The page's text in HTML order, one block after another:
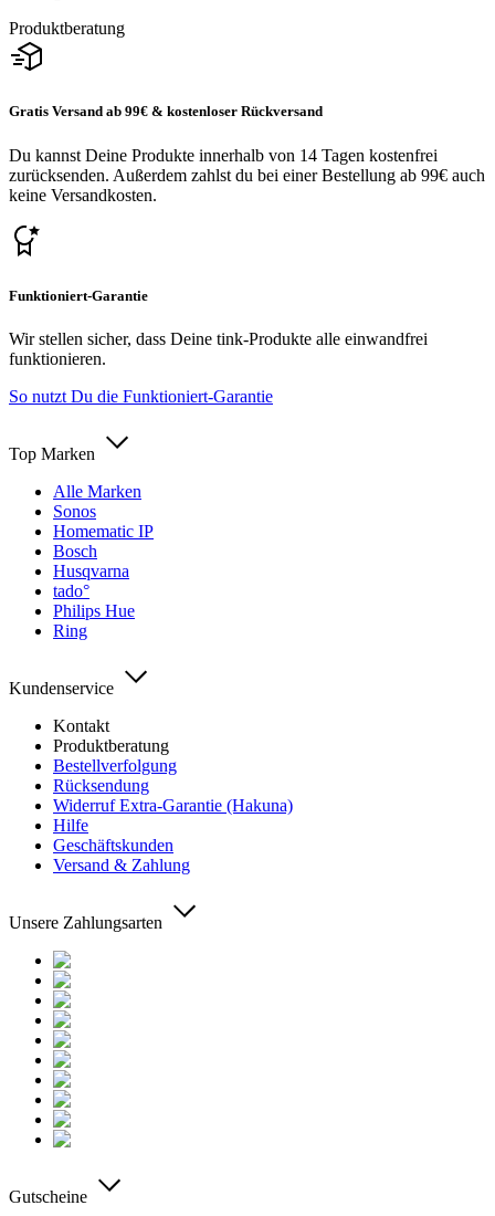
Produktberatung
Gratis Versand ab 99€ & kostenloser Rückversand
Du kannst Deine Produkte innerhalb von 14 Tagen kostenfrei
zurücksenden. Außerdem zahlst du bei einer Bestellung ab 99€ auch
keine Versandkosten.
Funktioniert-Garantie
Wir stellen sicher, dass Deine tink-Produkte alle einwandfrei
funktionieren.
So nutzt Du die Funktioniert-Garantie
Top Marken
Alle Marken
Sonos
Homematic IP
Bosch
Husqvarna
tado°
Philips Hue
Ring
Kundenservice
Kontakt
Produktberatung
Bestellverfolgung
Rücksendung
Widerruf Extra-Garantie (Hakuna)
Hilfe
Geschäftskunden
Versand & Zahlung
Unsere Zahlungsarten
Gutscheine